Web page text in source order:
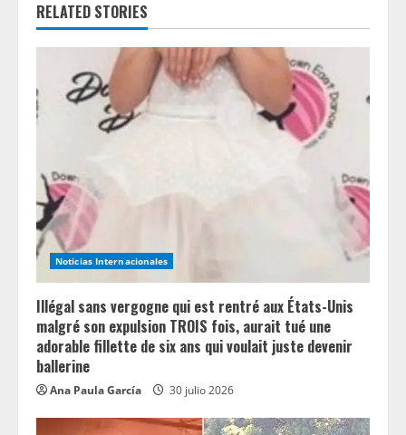
R
a
i
n
g
RELATED STORIES
Noticias Internacionales
Illégal sans vergogne qui est rentré aux États-Unis
malgré son expulsion TROIS fois, aurait tué une
adorable fillette de six ans qui voulait juste devenir
ballerine
Ana Paula García 30 julio 2026